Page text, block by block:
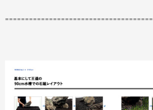
=====================================